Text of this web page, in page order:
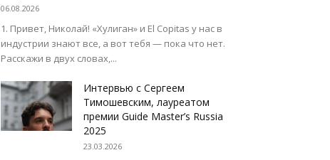
06.08.2026
1. Привет, Николай! «Хулиган» и El Copitas у нас в
индустрии знают все, а вот тебя — пока что нет.
Расскажи в двух словах,...
Интервью с Сергеем
Тимошевским, лауреатом
премии Guide Master’s Russia
2025
23.03.2026